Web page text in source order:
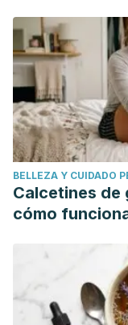
Loss Effects of
May
29758009;
Prasanth MI,
Review of the
Antiphotoaging,
Autophagy.
10.3390/
PMC6412948.
Reygaert WC.
and Preventing
Jul
30105263;
BELLEZA Y CUIDADO
Calcetines de
cómo